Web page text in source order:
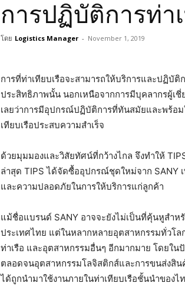
การปฏิบัติการท่า
โดย Logistics Manager - November 1, 2019
การที่ท่าเทียบเรือจะสามารถให้บริการและปฏิบั
ประสิทธิภาพนั้น นอกเหนือจากการมีบุคลากรผู้เ
เลยว่าการมีอุปกรณ์ปฏิบัติการที่ทันสมัยและพร้อ
เทียบเรือประสบความสำเร็จ
ด้วยมุมมองและวิสัยทัศน์ที่กว้างไกล จึงทำให้
ล่าสุด TIPS ได้จัดซื้ออุปกรณ์ชุดใหม่จาก SANY
และความปลอดภัยในการให้บริการแก่ลูกค้า
แม้ชื่อแบรนด์ SANY อาจจะยังไม่เป็นที่คุ้นหูสำห
ประเทศไทย แต่ในหลากหลายอุตสาหกรรมทั่วโ
ท่าเรือ และอุตสาหกรรมอื่นๆ อีกมากมาย โดยใน
ตลอดจนอุตสาหกรรมโลจิสติกส์และการขนส่งสิน
ได้ถูกนำมาใช้งานภายในท่าเทียบเรือชั้นนำของไ